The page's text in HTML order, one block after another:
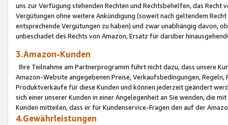
uns zur Verfügung stehenden Rechten und Rechtsbehelfen, das
Vergütungen ohne weitere Ankündigung (soweit nach geltendem
entsprechende Vergütungen zu haben) und zwar unabhängig davon,
unbeschadet des Rechts von Amazon, Ersatz für darüber
3.Amazon-Kunden
Ihre Teilnahme am Partnerprogramm führt nicht dazu, dass unsere
Amazon-Website angegebenen Preise, Verkaufsbedingungen,
Produktverkäufe für diese Kunden und können jederzeit geändert
sich einer unserer Kunden in einer Angelegenheit an Sie wenden, die
Kunden mitteilen, dass er für Kundenservice-Fragen den auf der
4.Gewährleistungen